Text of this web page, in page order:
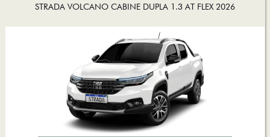
STRADA VOLCANO CABINE DUPLA 1.3 AT FLEX 2026